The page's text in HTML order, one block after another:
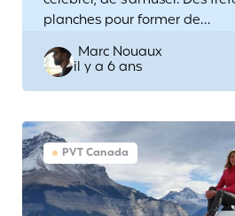
planches pour former de…
Posted
by
Marc Nouaux
il y a 6 ans
PVT Canada